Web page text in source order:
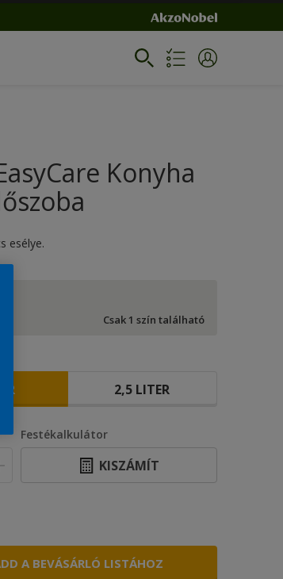
Konyha
esélye.
Csak 1 szín található
2,5 LITER
Festékalkulátor
KISZÁMÍT
A BEVÁSÁRLÓ LISTÁHOZ